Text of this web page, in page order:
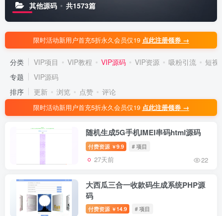
其他源码 共1573篇
限时活动新用户首充5折永久会员仅19 点此注册领券 →
分类 VIP项目 VIP教程 VIP源码 VIP资源 吸粉引流
短视
专题
VIP源码
排序
更新 浏览 点赞 评论
限时活动新用户首充5折永久会员仅19 点此注册领券 →
随机生成5G手机IMEI串码html源码
付费资源 ￥9.9 # 项目
27天前 22
大西瓜三合一收款码生成系统PHP源
码
付费资源 ￥ 14.9 # 项目